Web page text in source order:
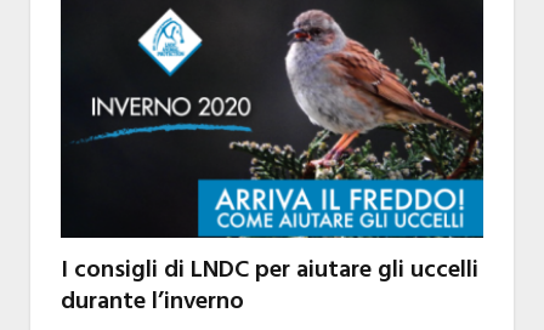
I consigli di LNDC per aiutare gli uccelli
durante l’inverno